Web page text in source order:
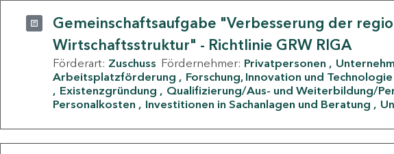
Gemeinschaftsaufgabe "Verbesserung der
Wirtschaftsstruktur" - Richtlinie GRW RIGA
Förderart: Zuschuss Fördernehmer: Privatpersonen
Arbeitsplatzförderung
Forschung, Innovation und Technologie
Existenzgründung
Qualifizierung/Aus- und Weiterbildung/
Personalkosten
Investitionen in Sachanlagen und Beratung